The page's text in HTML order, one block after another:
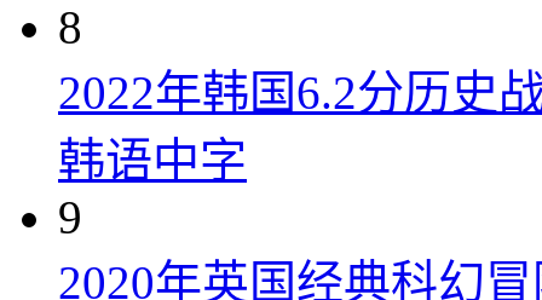
8
2022年韩国6.2分历史
韩语中字
9
2020年英国经典科幻